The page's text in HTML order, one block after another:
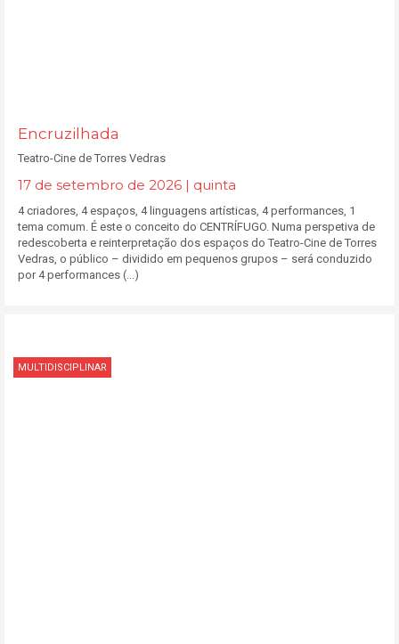
Encruzilhada
Teatro-Cine de Torres Vedras
17 de setembro de 2026 | quinta
4 criadores, 4 espaços, 4 linguagens artísticas, 4 performances, 1
tema comum. É este o conceito do CENTRÍFUGO. Numa perspetiva de
redescoberta e reinterpretação dos espaços do Teatro-Cine de Torres
Vedras, o público – dividido em pequenos grupos – será conduzido
por 4 performances (...)
MULTIDISCIPLINAR